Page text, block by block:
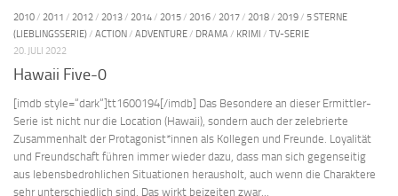
2010/ 2011 / 2012/ 2013/ 2014/ 2015/ 2016/ 2017/ 2018/ 2019/ 5 STERNE
(LIEBLINGSSERIE)/ ACTION/ ADVENTURE/ DRAMA / KRIMI / TV-SERIE
20. JULI 2022
Hawaii Five-0
[imdb style=“dark“]tt1600194[/imdb] Das Besondere an dieser Ermittler-
Serie ist nicht nur die Location (Hawaii), sondern auch der zelebrierte
Zusammenhalt der Protagonist*innen als Kollegen und Freunde. Loyalität
und Freundschaft führen immer wieder dazu, dass man sich gegenseitig
aus lebensbedrohlichen Situationen herausholt, auch wenn die Charaktere
sehr unterschiedlich sind. Das wirkt beizeiten zwar...